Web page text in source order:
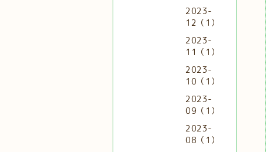
2023-
12（1）
2023-
11（1）
2023-
10（1）
2023-
09（1）
2023-
08（1）